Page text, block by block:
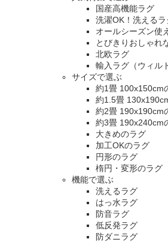
国産高機能ラグ
洗濯OK！洗える
オールシーズン使
とびきりおしゃれ
北欧ラグ
輸入ラグ（ウィル
サイズで選ぶ
約1畳 100x150cm
約1.5畳
約2畳 190x190cm
約3畳 190x240cm
大きめのラグ
加工OKのラグ
円形のラグ
楕円・変形のラグ
機能で選ぶ
洗えるラグ
はっ水ラグ
防音ラグ
低反発ラグ
防ダニラグ